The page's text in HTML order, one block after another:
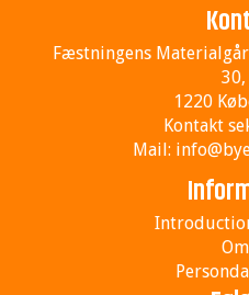
Fæstningens
30,
1220
Kontakt
Mail: